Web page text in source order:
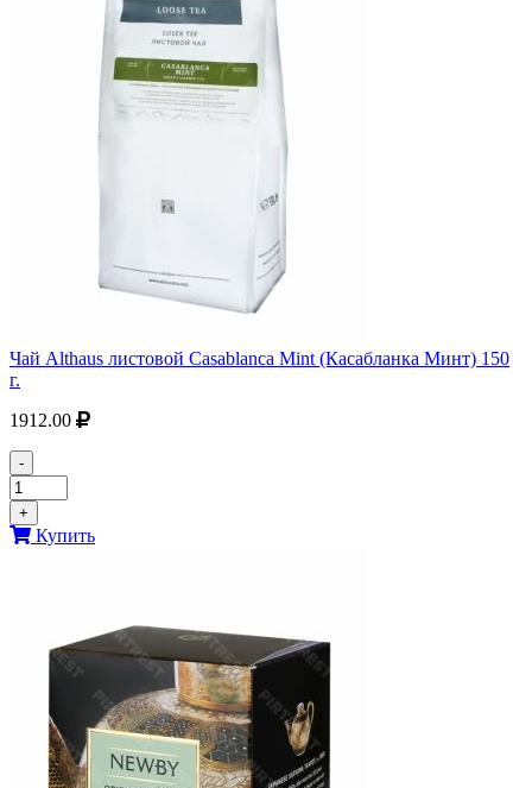
Чай Althaus листовой Casablanca Mint (Касабланка Минт) 150
г.
1912.00
-
+
Купить